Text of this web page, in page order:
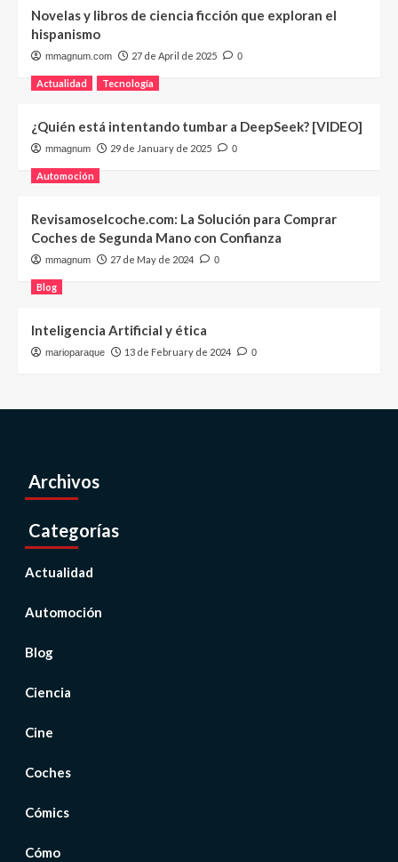
Novelas y libros de ciencia ficción que exploran el
hispanismo
mmagnum.com 27 de April de 2025 0
Actualidad Tecnología
¿Quién está intentando tumbar a DeepSeek? [VIDEO]
mmagnum 29 de January de 2025 0
Automoción
Revisamoselcoche.com: La Solución para Comprar
Coches de Segunda Mano con Confianza
mmagnum 27 de May de 2024 0
Blog
Inteligencia Artificial y ética
marioparaque 13 de February de 2024 0
Archivos
Categorías
Actualidad
Automoción
Blog
Ciencia
Cine
Coches
Cómics
Cómo